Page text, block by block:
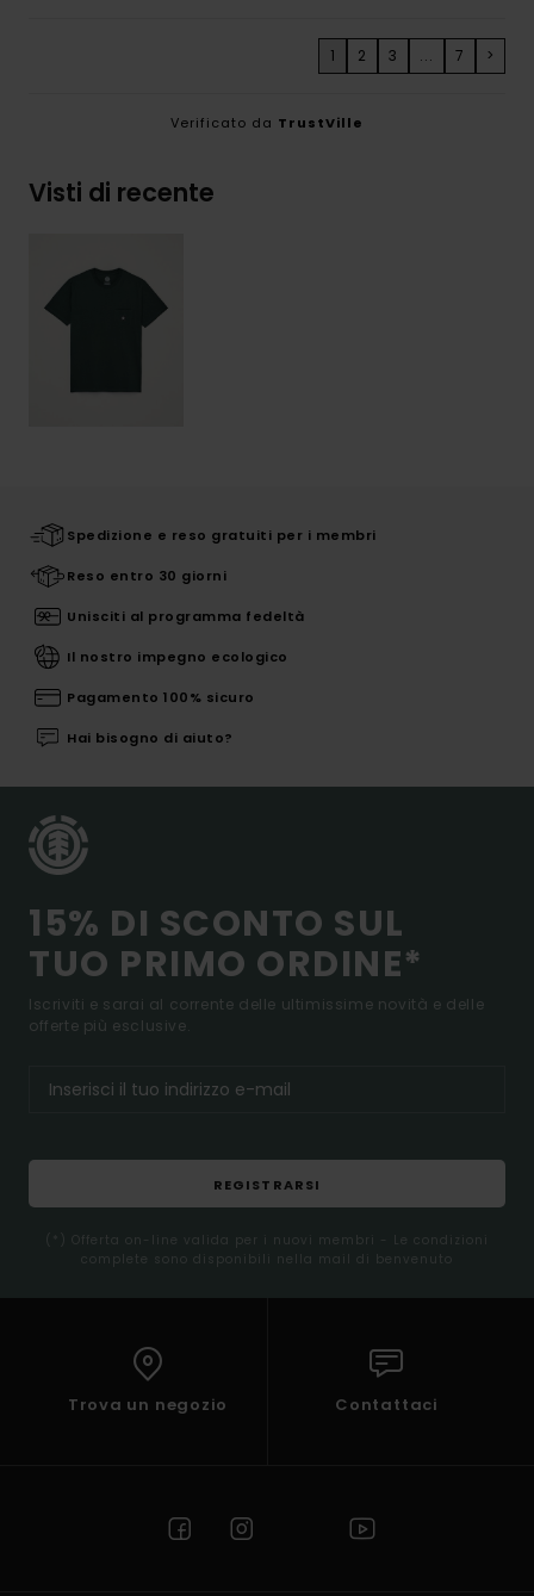
1 2 3 ... 7 >
Verificato da TrustVille
Visti di recente
Spedizione e reso gratuiti per i membri
Reso entro 30 giorni
Unisciti al programma fedeltà
Il nostro impegno ecologico
Pagamento 100% sicuro
Hai bisogno di aiuto?
15% DI SCONTO SUL
TUO PRIMO ORDINE*
Iscriviti e sarai al corrente delle ultimissime novità e delle
offerte più esclusive.
REGISTRARSI
(*) Offerta on-line valida per i nuovi membri - Le condizioni
complete sono disponibili nella mail di benvenuto
Trova un negozio Contattaci